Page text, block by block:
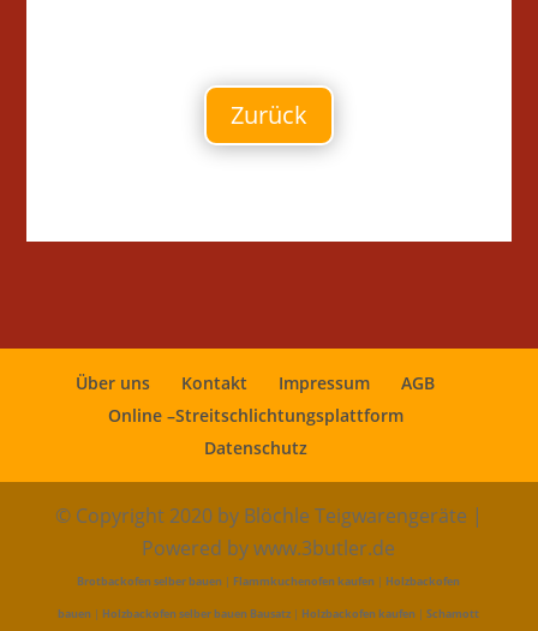
Zurück
Über uns Kontakt Impressum
AGB
Online –Streitschlichtungsplattform
Datenschutz
© Copyright 2020 by Blöchle Teigwarengeräte |
Powered by www.3butler.de
Brotbackofen selber bauen | Flammkuchenofen kaufen | Holzbackofen
bauen | Holzbackofen selber bauen Bausatz | Holzbackofen kaufen |Schamott